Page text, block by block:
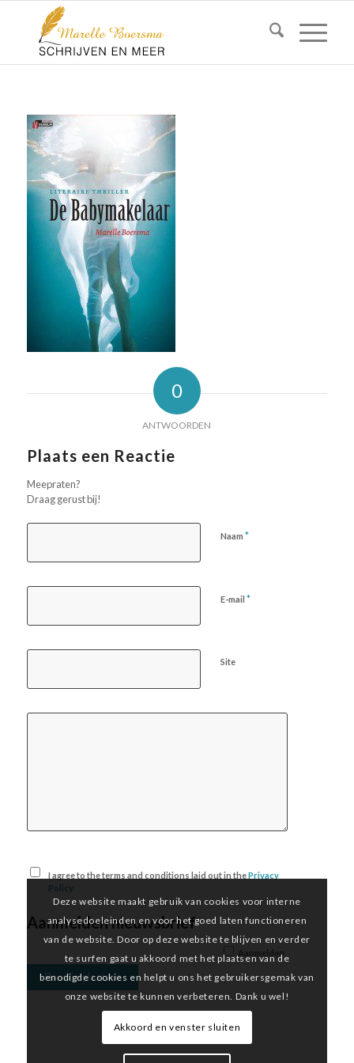
0
ANTWOORDEN
Plaats een Reactie
Meepraten?
Draag gerust bij!
Naam *
E-mail *
Site
I agree to the terms and conditions laid out in thePrivacy
Policy
Aanmelden nieuwsbrief
Deze website maakt gebruik van cookies voor interne
analysedoeleinden en voor het goed laten functioneren
van de website. Door op deze website te blijven en verder
te surfen gaat u akkoord met het plaatsen van de
benodigde cookies en helpt u ons het gebruikersgemak van
onze website te kunnen verbeteren. Dank u wel!
Akkoord en venster sluiten